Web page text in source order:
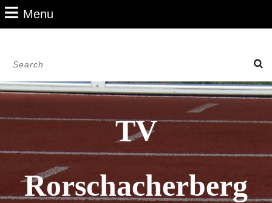
Skip
to
Menu
Search
TV
Rorschacherberg